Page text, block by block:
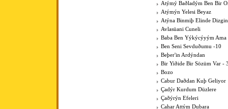
Atýmý Baðladým Ben Bir
Atýmýn Yelesi Beyaz
Atýna Binmiþ Elinde
Avlasüani Cuneli
Baba Ben Yýkýcýyým
Ben Seni Sevduðumu -10
Beþer'in Ardýndan
Bir Yiðide Bir Sözüm Var -
Bozo
Cabur Daðdan Kuþ Geliyor
Çadýr Kurdum Düzlere
Çaðýrýn Efeleri
Cahar Attým Dubara